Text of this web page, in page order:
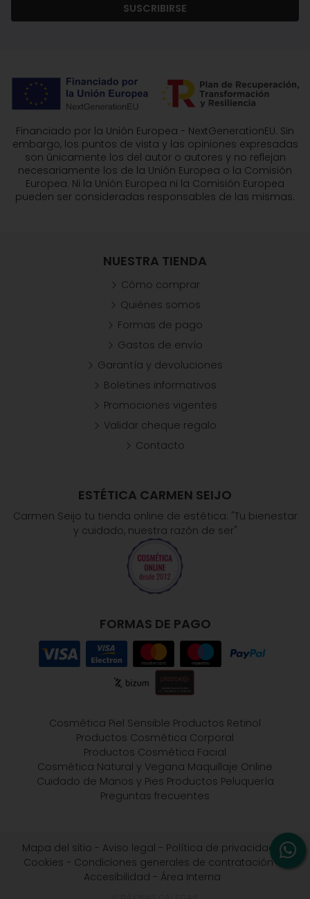
SUSCRIBIRSE
Financiado por la Unión Europea - NextGenerationEU. Sin
embargo, los puntos de vista y las opiniones expresadas
son únicamente los del autor o autores y no reflejan
necesariamente los de la Unión Europea o la Comisión
Europea. Ni la Unión Europea ni la Comisión Europea
pueden ser consideradas responsables de las mismas.
ESTÉTICA CARMEN SEIJO
Carmen Seijo tu tienda online de estética: "Tu bienestar
y cuidado, nuestra razón de ser"
FORMAS DE PAGO
NUESTRA TIENDA
Cómo comprar
Quiénes somos
Formas de pago
Gastos de envío
Garantía y devoluciones
Boletines informativos
Promociones vigentes
Validar cheque regalo
Contacto
Cosmética Piel Sensible Productos Retinol
Productos Cosmética Corporal
Productos Cosmética Facial
Cosmética Natural y Vegana Maquillaje Online
Cuidado de Manos y Pies Productos Peluquería
Preguntas frecuentes
Mapa del sitio - Aviso legal - Política de privacidad -
Cookies - Condiciones generales de contratación-
Accesibilidad - Área Interna